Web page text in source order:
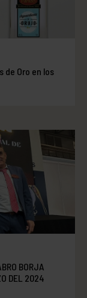
de Oro en los
BORJA
DEL 2024